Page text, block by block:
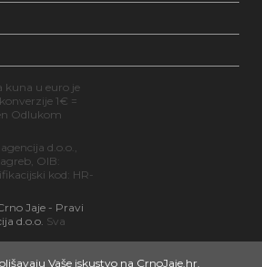
kuna u euro je
1€ =
Odlukom
d.o.o.,
OIB:
kod: HR-
Jaje - Pravi
d.o.o. Sva
Vaše iskustvo na CrnoJaje.hr.